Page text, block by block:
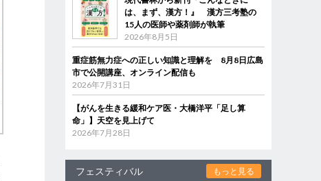
は、まず、漢方！』 漢方三考塾の
15人の医師や薬剤師が執筆
2026年8月5日
重症筋無力症への正しい知識と理解を 8月8日広島
市で公開講座、オンライン配信も
2026年7月31日
【がんを生きる緩和ケア医・大橋洋平「足し算
命」】天空を見上げて
2026年7月28日
フェスティバル もっと見る